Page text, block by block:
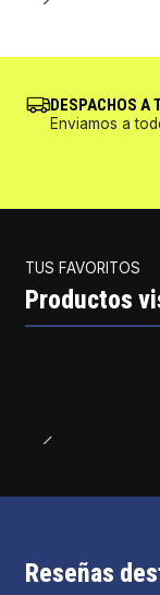
DESPACHOS A
Enviamos a
TUS FAVORITOS
Productos
Reseñas